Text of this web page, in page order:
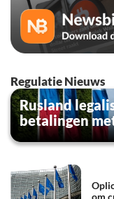
Regulatie Nieuws
Rusland
betalingen
om